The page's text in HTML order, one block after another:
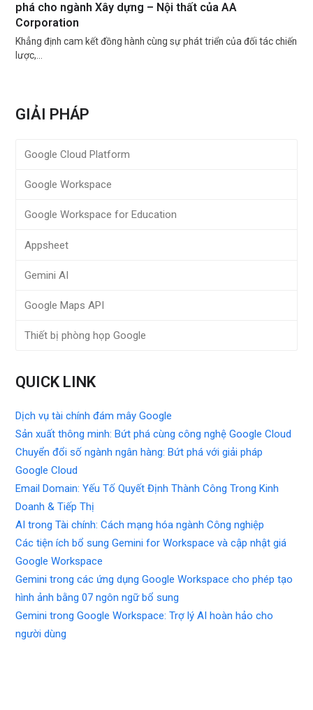
phá cho ngành Xây dựng – Nội thất của AA
Corporation
Khẳng định cam kết đồng hành cùng sự phát triển của đối tác chiến
lược,…
GIẢI PHÁP
Google Cloud Platform
Google Workspace
Google Workspace for Education
Appsheet
Gemini AI
Google Maps API
Thiết bị phòng họp Google
QUICK LINK
Dịch vụ tài chính đám mây Google
Sản xuất thông minh: Bứt phá cùng công nghệ Google Cloud
Chuyển đổi số ngành ngân hàng: Bứt phá với giải pháp
Google Cloud
Email Domain: Yếu Tố Quyết Định Thành Công Trong Kinh
Doanh & Tiếp Thị
AI trong Tài chính: Cách mạng hóa ngành Công nghiệp
Các tiện ích bổ sung Gemini for Workspace và cập nhật giá
Google Workspace
Gemini trong các ứng dụng Google Workspace cho phép tạo
hình ảnh bằng 07 ngôn ngữ bổ sung
Gemini trong Google Workspace: Trợ lý AI hoàn hảo cho
người dùng